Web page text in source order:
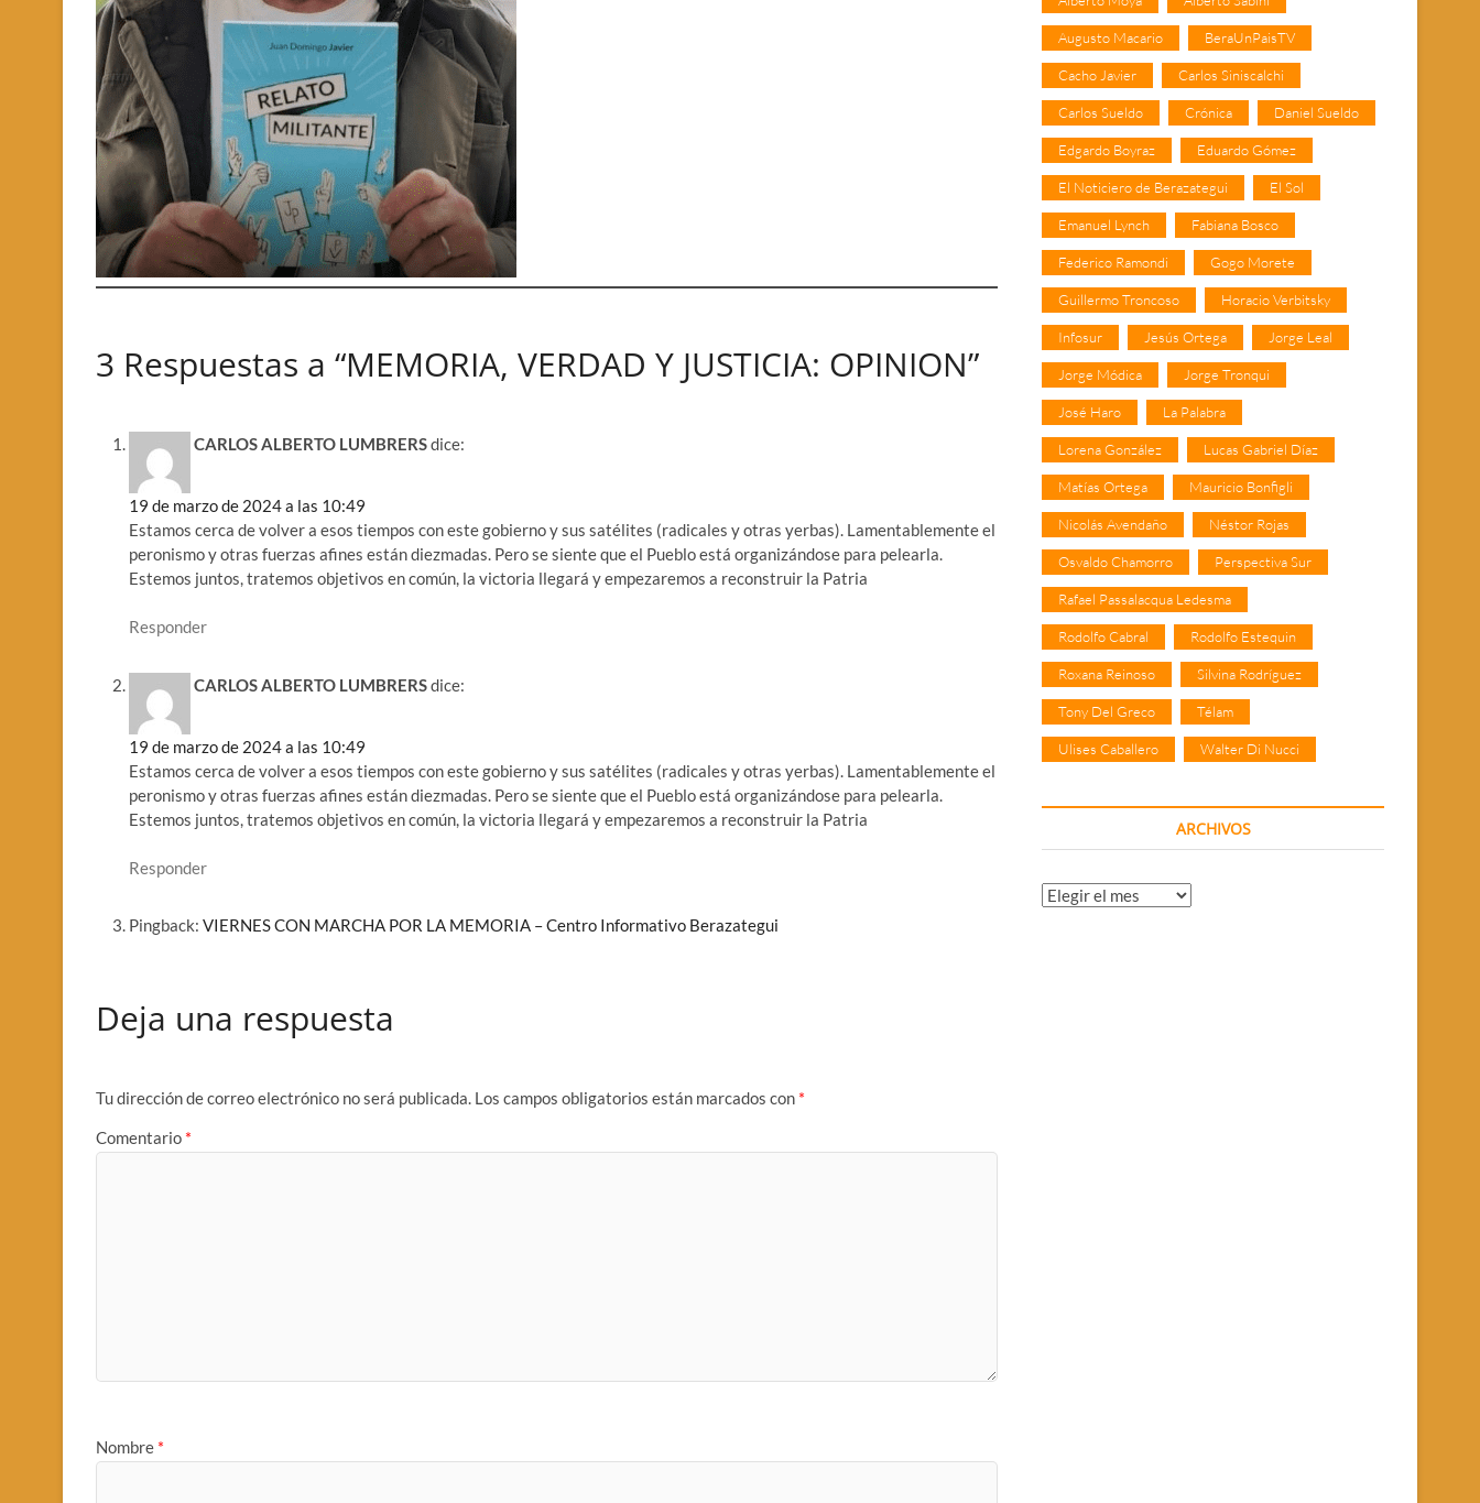
3 Respuestas a “MEMORIA, VERDAD Y JUSTICIA: OPINION”
CARLOS ALBERTO LUMBRERSdice:
19 de marzo de 2024 a las 10:49
Estamos cerca de volver a esos tiempos con este gobierno y sus satélites (radicales y otras yerbas). Lamentablemente el
peronismo y otras fuerzas afines están diezmadas. Pero se siente que el Pueblo está organizándose para pelearla.
Estemos juntos, tratemos objetivos en común, la victoria llegará y empezaremos a reconstruir la Patria
Responder
CARLOS ALBERTO LUMBRERSdice:
19 de marzo de 2024 a las 10:49
Estamos cerca de volver a esos tiempos con este gobierno y sus satélites (radicales y otras yerbas). Lamentablemente el
peronismo y otras fuerzas afines están diezmadas. Pero se siente que el Pueblo está organizándose para pelearla.
Estemos juntos, tratemos objetivos en común, la victoria llegará y empezaremos a reconstruir la Patria
Responder
Pingback: VIERNES CON MARCHA POR LA MEMORIA – Centro Informativo Berazategui
Deja una respuesta
Tu dirección de correo electrónico no será publicada. Los campos obligatorios están marcados con *
Comentario *
Nombre *
Augusto Macario BeraUnPaisTV
Cacho Javier Carlos Siniscalchi
Carlos Sueldo Crónica Daniel Sueldo
Edgardo Boyraz Eduardo Gómez
El Noticiero de Berazategui El Sol
Emanuel Lynch Fabiana Bosco
Federico Ramondi Gogo Morete
Guillermo Troncoso Horacio Verbitsky
Infosur Jesús Ortega Jorge Leal
Jorge Módica Jorge Tronqui
José Haro La Palabra
Lorena González Lucas Gabriel Díaz
Matías Ortega Mauricio Bonfigli
Nicolás Avendaño Néstor Rojas
Osvaldo Chamorro Perspectiva Sur
Rafael Passalacqua Ledesma
Rodolfo Cabral Rodolfo Estequin
Roxana Reinoso Silvina Rodríguez
Tony Del Greco Télam
Ulises Caballero Walter Di Nucci
ARCHIVOS
Archivos